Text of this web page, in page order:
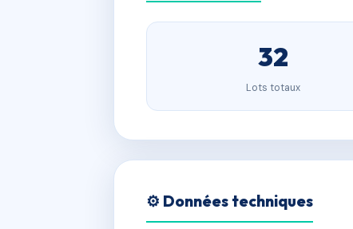
32
Lots totaux
⚙️ Données techniques